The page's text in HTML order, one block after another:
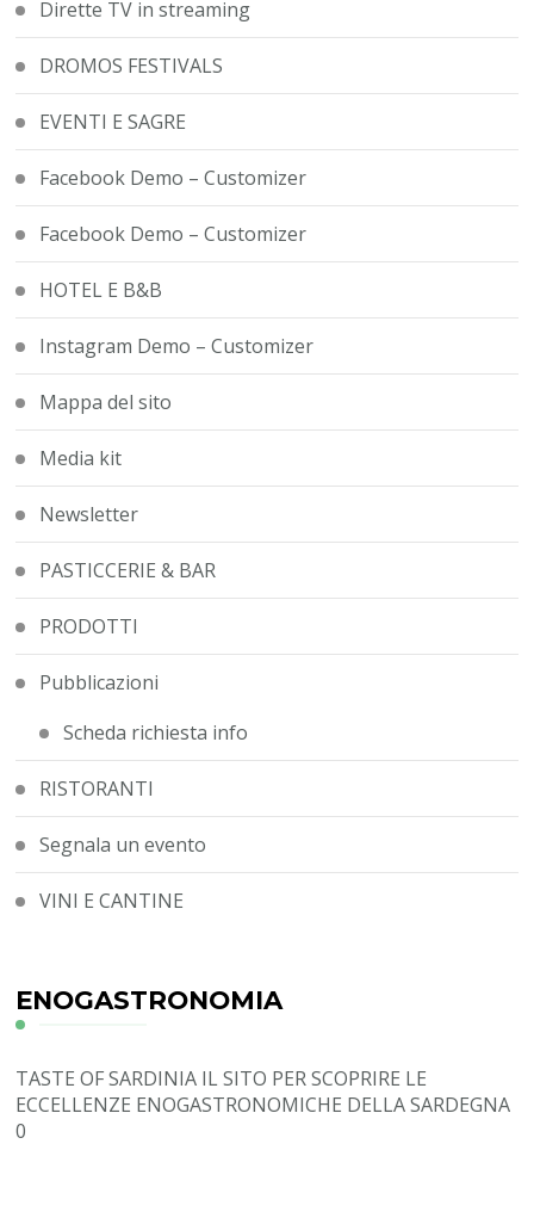
Dirette TV in streaming
DROMOS FESTIVALS
EVENTI E SAGRE
Facebook Demo – Customizer
Facebook Demo – Customizer
HOTEL E B&B
Instagram Demo – Customizer
Mappa del sito
Media kit
Newsletter
PASTICCERIE & BAR
PRODOTTI
Pubblicazioni
Scheda richiesta info
RISTORANTI
Segnala un evento
VINI E CANTINE
ENOGASTRONOMIA
TASTE OF SARDINIA IL SITO PER SCOPRIRE LE
ECCELLENZE ENOGASTRONOMICHE DELLA SARDEGNA
0